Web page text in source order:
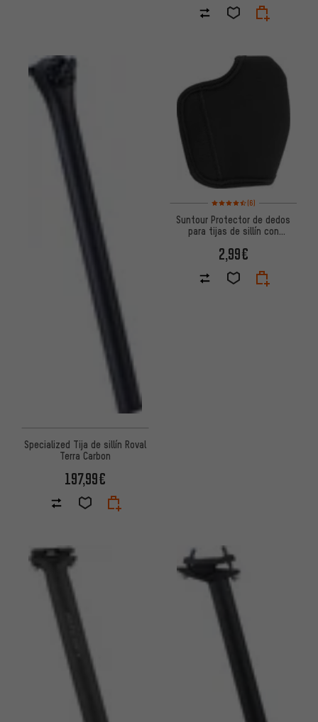
Specialized Tija de sillín Roval
Terra Carbon
197,99€
Valoración media: 4,5 de 5
(6)
Suntour Protector de dedos
para tijas de sillín con
2,99€